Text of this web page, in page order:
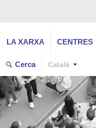
LA XARXA CENTRES
Cerca Català